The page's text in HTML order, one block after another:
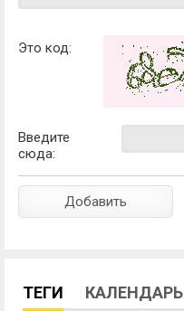
Это код:
Введите
сюда:
ТЕГИ КАЛЕНДАРЬ